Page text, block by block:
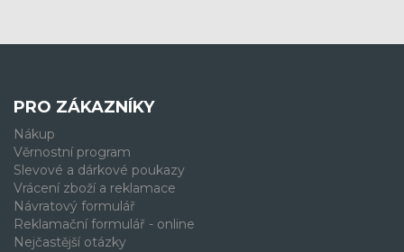
PRO ZÁKAZNÍKY
Nákup
Věrnostní program
Slevové a dárkové poukazy
Vrácení zboží a reklamace
Návratový formulář
Reklamační formulář - online
Nejčastější otázky